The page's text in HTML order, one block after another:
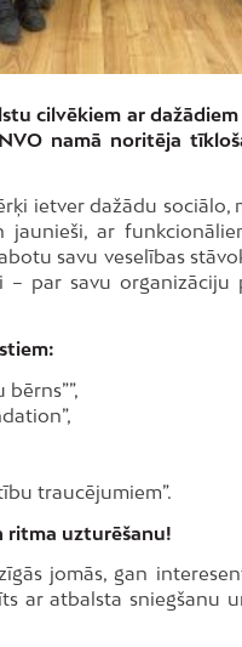
cilvēkiem ar
namā noritēja
ietver dažādu sociālo,
ar
savu veselības
– par savu
traucējumiem”.
ritma uzturēšanu!
jomās, gan
ar atbalsta sniegšanu